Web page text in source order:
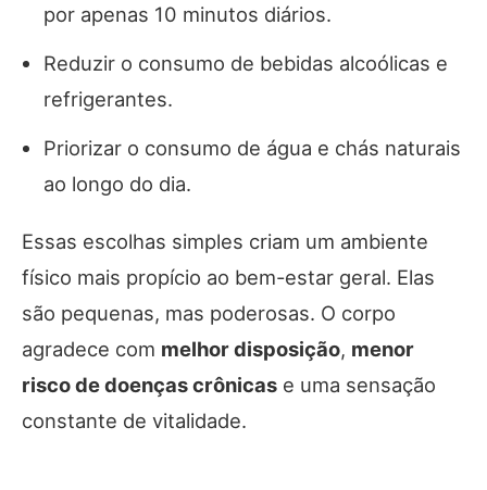
por apenas 10 minutos diários.
Reduzir o consumo de bebidas alcoólicas e
refrigerantes.
Priorizar o consumo de água e chás naturais
ao longo do dia.
Essas escolhas simples criam um ambiente
físico mais propício ao bem-estar geral. Elas
são pequenas, mas poderosas. O corpo
agradece com melhor disposição, menor
risco de doenças crônicas e uma sensação
constante de vitalidade.